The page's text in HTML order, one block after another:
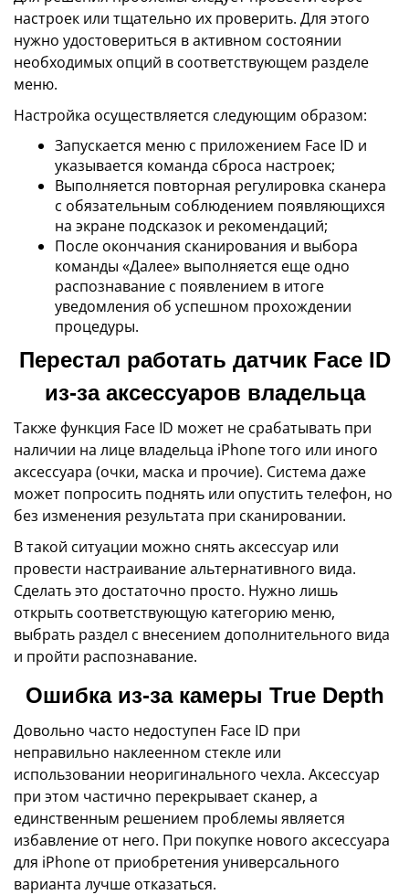
настроек или тщательно их проверить. Для этого
нужно удостовериться в активном состоянии
необходимых опций в соответствующем разделе
меню.
Настройка осуществляется следующим образом:
Запускается меню с приложением Face ID и
указывается команда сброса настроек;
Выполняется повторная регулировка сканера
с обязательным соблюдением появляющихся
на экране подсказок и рекомендаций;
После окончания сканирования и выбора
команды «Далее» выполняется еще одно
распознавание с появлением в итоге
уведомления об успешном прохождении
процедуры.
Перестал работать датчик Face ID
из-за аксессуаров владельца
Также функция Face ID может не срабатывать при
наличии на лице владельца iPhone того или иного
аксессуара (очки, маска и прочие). Система даже
может попросить поднять или опустить телефон, но
без изменения результата при сканировании.
В такой ситуации можно снять аксессуар или
провести настраивание альтернативного вида.
Сделать это достаточно просто. Нужно лишь
открыть соответствующую категорию меню,
выбрать раздел с внесением дополнительного вида
и пройти распознавание.
Ошибка из-за камеры True Depth
Довольно часто недоступен Face ID при
неправильно наклеенном стекле или
использовании неоригинального чехла. Аксессуар
при этом частично перекрывает сканер, а
единственным решением проблемы является
избавление от него. При покупке нового аксессуара
для iPhone от приобретения универсального
варианта лучше отказаться.